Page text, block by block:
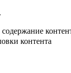
контента